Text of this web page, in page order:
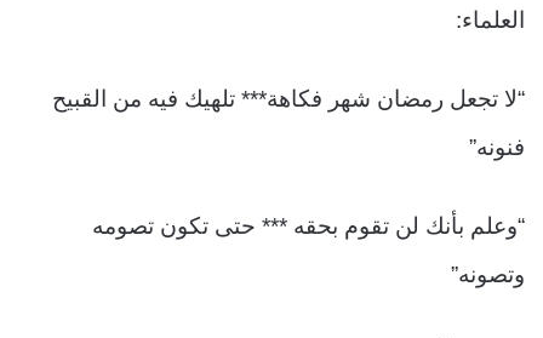
العلماء:
“لا تجعل رمضان شهر فكاهة*** تلهيك فيه من القبيح
فنونه”
“وعلم بأنك لن تقوم بحقه *** حتى تكون تصومه
وتصونه”